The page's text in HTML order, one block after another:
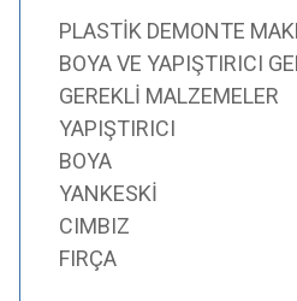
PLASTİK DEMONTE
BOYA VE YAPIŞTIRICI
GEREKLİ MALZEMELER
YAPIŞTIRICI
BOYA
YANKESKİ
CIMBIZ
FIRÇA